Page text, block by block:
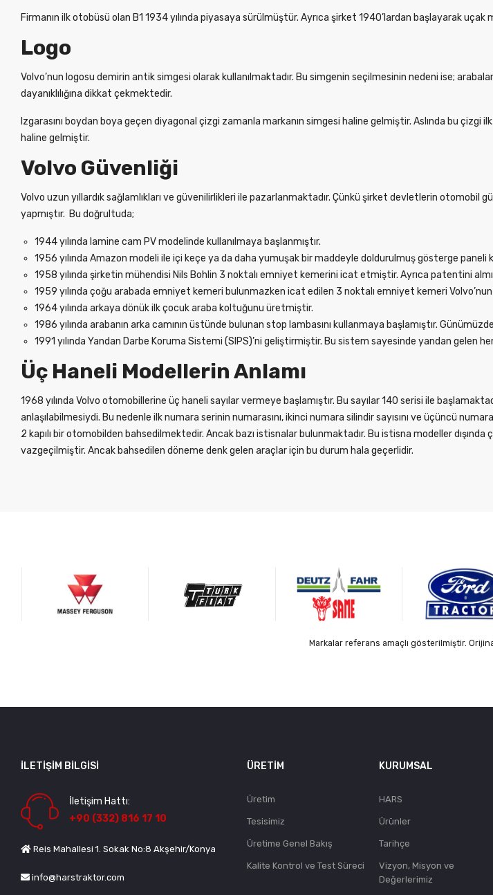
Firmanın ilk otobüsü olan B1 1934 yılında piyasaya sürülmüştür. Ayrıca şirket 1940’lardan başlayarak uçak
Logo
Volvo’nun logosu demirin antik simgesi olarak kullanılmaktadır. Bu simgenin seçilmesinin nedeni ise;
dayanıklılığına dikkat çekmektedir.
Izgarasını boydan boya geçen diyagonal çizgi zamanla markanın simgesi haline gelmiştir. Aslında bu
haline gelmiştir.
Volvo Güvenliği
Volvo uzun yıllardık sağlamlıkları ve güvenilirlikleri ile pazarlanmaktadır. Çünkü şirket devletlerin
yapmıştır. Bu doğrultuda;
1944 yılında lamine cam PV modelinde kullanılmaya başlanmıştır.
1956 yılında Amazon modeli ile içi keçe ya da daha yumuşak bir maddeyle doldurulmuş gösterge paneli
1958 yılında şirketin mühendisi Nils Bohlin 3 noktalı emniyet kemerini icat etmiştir. Ayrıca patentini
1959 yılında çoğu arabada emniyet kemeri bulunmazken icat edilen 3 noktalı emniyet kemeri
1964 yılında arkaya dönük ilk çocuk araba koltuğunu üretmiştir.
1986 yılında arabanın arka camının üstünde bulunan stop lambasını kullanmaya başlamıştır.
1991 yılında Yandan Darbe Koruma Sistemi (SIPS)’ni geliştirmiştir. Bu sistem sayesinde yandan gelen
Üç Haneli Modellerin Anlamı
1968 yılında Volvo otomobillerine üç haneli sayılar vermeye başlamıştır. Bu sayılar 140 serisi ile
anlaşılabilmesiydi. Bu nedenle ilk numara serinin numarasını, ikinci numara silindir sayısını ve üçüncü
2 kapılı bir otomobilden bahsedilmektedir. Ancak bazı istisnalar bulunmaktadır. Bu istisna modeller
vazgeçilmiştir. Ancak bahsedilen döneme denk gelen araçlar için bu durum hala geçerlidir.
Markalar referans amaçlı gösterilmiştir.
İLETIŞIM BILGISI
İletişim Hattı:
+90 (332) 816 17 10
Reis Mahallesi 1. Sokak No:8 Akşehir/Konya
info@harstraktor.com
ÜRETIM
Üretim
Tesisimiz
Üretime Genel Bakış
Kalite Kontrol ve Test Süreci
KURUMSAL
HARS
Ürünler
Tarihçe
Vizyon, Misyon ve
Değerlerimiz